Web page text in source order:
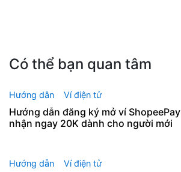
Có thể bạn quan tâm
Hướng dẫn Ví điện tử
Hướng dẫn đăng ký mở ví ShopeePay
nhận ngay 20K dành cho người mới
Hướng dẫn Ví điện tử